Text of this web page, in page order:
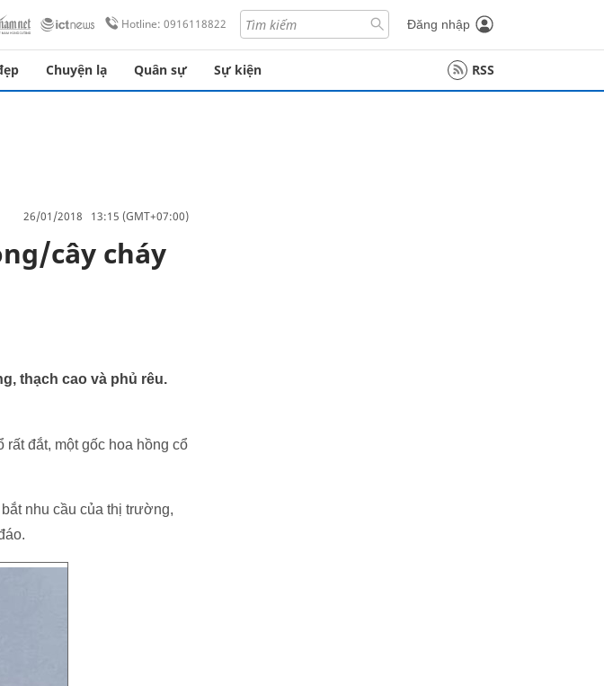
Hotline: 0916118822 Đăng nhập
Chuyện lạ Quân sự Sự kiện RSS
26/01/2018 13:15 (GMT+07:00)
cây cháy
thạch cao và phủ rêu.
rất đắt, một gốc hoa hồng cổ
nhu cầu của thị trường,